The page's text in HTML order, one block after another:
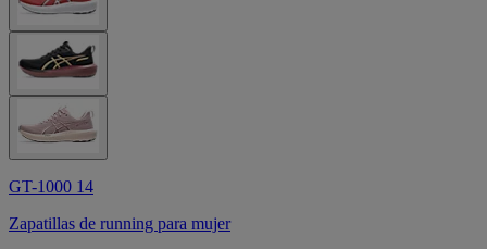
GT-1000 14
Zapatillas de running para mujer